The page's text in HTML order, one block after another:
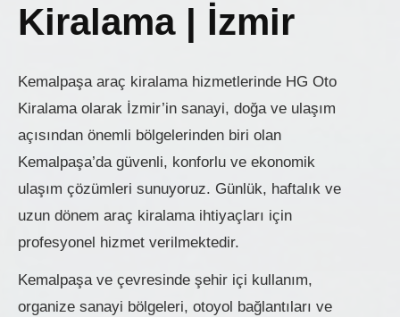
Kiralama | İzmir
Kemalpaşa araç kiralama hizmetlerinde HG Oto
Kiralama olarak İzmir’in sanayi, doğa ve ulaşım
açısından önemli bölgelerinden biri olan
Kemalpaşa’da güvenli, konforlu ve ekonomik
ulaşım çözümleri sunuyoruz. Günlük, haftalık ve
uzun dönem araç kiralama ihtiyaçları için
profesyonel hizmet verilmektedir.
Kemalpaşa ve çevresinde şehir içi kullanım,
organize sanayi bölgeleri, otoyol bağlantıları ve